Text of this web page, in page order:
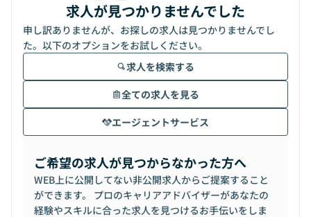
求人が見つかりませんでした
申し訳ありませんが、お探しの求人は見つかりませんでし
た。以下のオプションをお試しください。
求人を検索する
全ての求人を見る
エージェントサービス
ご希望の求人が見つからなかった方へ
WEB上に公開してない非公開求人からご提案すること
ができます。 プロのキャリアアドバイザーがあなたの
経験やスキルに合った求人を見つけるお手伝いをしま